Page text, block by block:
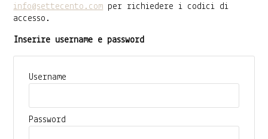
info@settecento.com per richiedere i codici di
accesso.
Inserire username e password
Username
Password